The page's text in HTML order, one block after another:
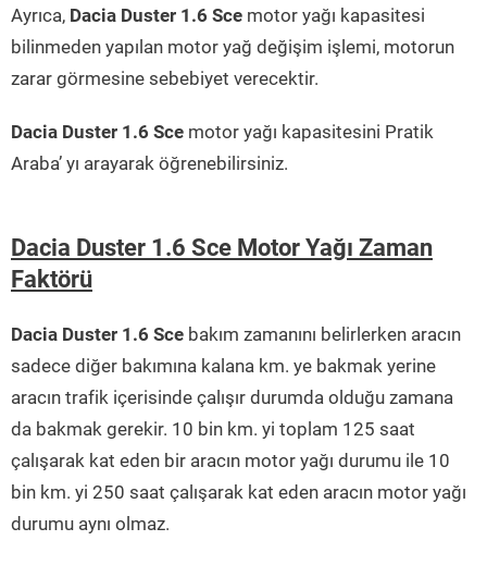
Ayrıca, Dacia Duster 1.6 Sce motor yağı kapasitesi
bilinmeden yapılan motor yağ değişim işlemi, motorun
zarar görmesine sebebiyet verecektir.
Dacia Duster 1.6 Sce motor yağı kapasitesini Pratik
Araba’ yı arayarak öğrenebilirsiniz.
Dacia Duster 1.6 Sce Motor Yağı Zaman
Faktörü
Dacia Duster 1.6 Sce bakım zamanını belirlerken aracın
sadece diğer bakımına kalana km. ye bakmak yerine
aracın trafik içerisinde çalışır durumda olduğu zamana
da bakmak gerekir. 10 bin km. yi toplam 125 saat
çalışarak kat eden bir aracın motor yağı durumu ile 10
bin km. yi 250 saat çalışarak kat eden aracın motor yağı
durumu aynı olmaz.